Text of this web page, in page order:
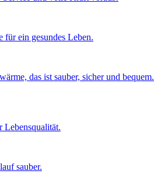
für ein gesundes Leben.
das ist sauber, sicher und bequem.
Lebensqualität.
sauber.